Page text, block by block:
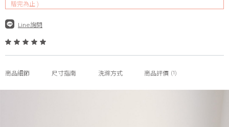
贈完為止 )
Line詢問
商品細節 尺寸指南 洗滌方式 商品評價 (1)